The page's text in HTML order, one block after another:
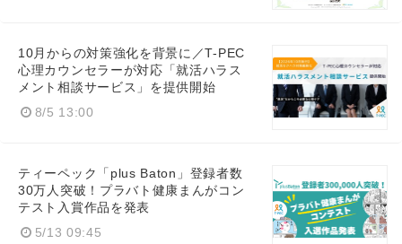
10月からの対策強化を背景に／T-PEC
心理カウンセラーが対応「就活ハラス
メント相談サービス」を提供開始
8/5 13:00
ティーペック「plus Baton」登録者数
30万人突破！プラバト健康まんがコン
テスト入賞作品を発表
5/13 09:45